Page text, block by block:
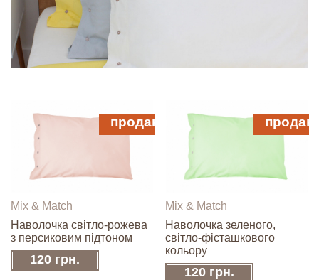
Mix & Match
Наволочка світло-рожева
з персиковим підтоном
120 грн.
продано
Mix & Match
Наволочка зеленого,
світло-фісташкового
кольору
120 грн.